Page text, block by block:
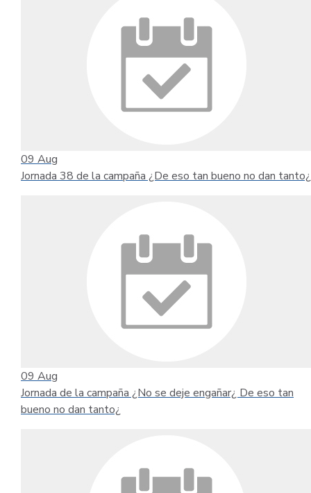
09 Aug
Jornada 38 de la campaña ¿De eso tan bueno no dan tanto¿
09 Aug
Jornada de la campaña ¿No se deje engañar¿ De eso tan
bueno no dan tanto¿